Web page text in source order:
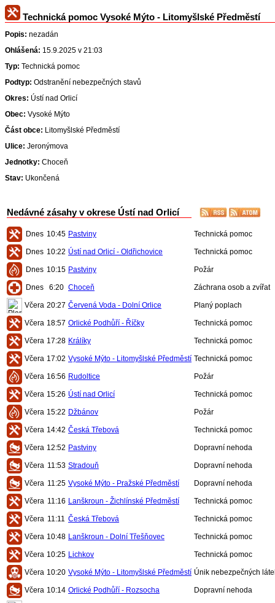
Technická pomoc Vysoké Mýto - Litomyšlské Předměstí
Popis: nezadán
Ohlášená: 15.9.2025 v 21:03
Typ: Technická pomoc
Podtyp: Odstranění nebezpečných stavů
Okres: Ústí nad Orlicí
Obec: Vysoké Mýto
Část obce: Litomyšlské Předměstí
Ulice: Jeronýmova
Jednotky: Choceň
Stav: Ukončená
Nedávné zásahy v okrese Ústí nad Orlicí
Dnes 10:45 Pastviny Technická pomoc
Dnes 10:22 Ústí nad Orlicí - Oldřichovice Technická pomoc
Dnes 10:15 Pastviny Požár
Dnes 6:20 Choceň Záchrana osob a zvířat
Včera 20:27 Červená Voda - Dolní Orlice Planý poplach
Včera 18:57 Orlické Podhůří - Říčky Technická pomoc
Včera 17:28 Králíky Technická pomoc
Včera 17:02 Vysoké Mýto - Litomyšlské Předměstí Technická pomoc
Včera 16:56 Rudoltice Požár
Včera 15:26 Ústí nad Orlicí Technická pomoc
Včera 15:22 Džbánov Požár
Včera 14:42 Česká Třebová Technická pomoc
Včera 12:52 Pastviny Dopravní nehoda
Včera 11:53 Stradouň Dopravní nehoda
Včera 11:25 Vysoké Mýto - Pražské Předměstí Dopravní nehoda
Včera 11:16 Lanškroun - Žichlínské Předměstí Technická pomoc
Včera 11:11 Česká Třebová Technická pomoc
Včera 10:48 Lanškroun - Dolní Třešňovec Technická pomoc
Včera 10:25 Lichkov Technická pomoc
Včera 10:20 Vysoké Mýto - Litomyšlské Předměstí Únik nebezpečných
Včera 10:14 Orlické Podhůří - Rozsocha Dopravní nehoda